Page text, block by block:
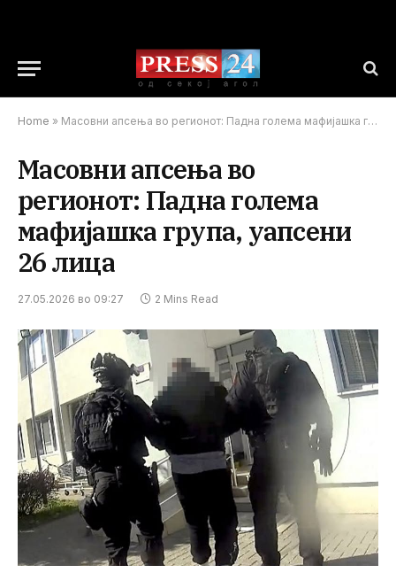
Home » Масовни апсења во регионот: Падна голема мафијашка група, уапсени 26 лица
Масовни апсења во
регионот: Падна голема
мафијашка група, уапсени
26 лица
27.05.2026 во 09:27 2 Mins Read